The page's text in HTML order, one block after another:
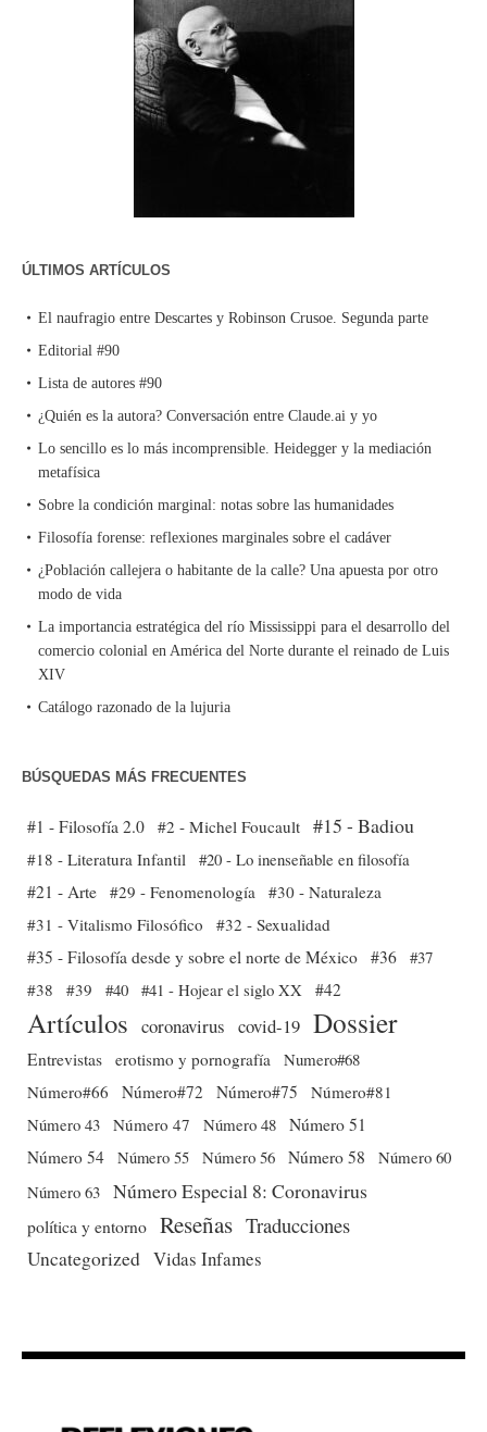
ÚLTIMOS ARTÍCULOS
El naufragio entre Descartes y Robinson Crusoe. Segunda parte
Editorial #90
Lista de autores #90
¿Quién es la autora? Conversación entre Claude.ai y yo
Lo sencillo es lo más incomprensible. Heidegger y la mediación
metafísica
Sobre la condición marginal: notas sobre las humanidades
Filosofía forense: reflexiones marginales sobre el cadáver
¿Población callejera o habitante de la calle? Una apuesta por otro
modo de vida
La importancia estratégica del río Mississippi para el desarrollo del
comercio colonial en América del Norte durante el reinado de Luis
XIV
Catálogo razonado de la lujuria
BÚSQUEDAS MÁS FRECUENTES
#1 - Filosofía 2.0 #2 - Michel Foucault #15 - Badiou
#18 - Literatura Infantil #20 - Lo inenseñable en filosofía
#21 - Arte #29 - Fenomenología
#30 - Naturaleza
#31 - Vitalismo Filosófico
#32 - Sexualidad
#35 - Filosofía desde y sobre el norte de México #36 #37
#38
#39 #40 #41 - Hojear el siglo XX #42
Artículos coronavirus covid-19 Dossier
Entrevistas erotismo y pornografía
Numero#68
Número#66
Número#72 Número#75
Número#81
Número 43 Número 47 Número 48 Número 51
Número 54 Número 55 Número 56 Número 58
Número 60
Número 63 Número Especial 8: Coronavirus
política y entorno Reseñas Traducciones
Uncategorized Vidas Infames